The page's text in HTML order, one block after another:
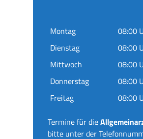
Montag
08:00
Dienstag
08:00
Mittwoch
08:00
Donnerstag
08:00
Freitag
08:00
Termine für die
bitte unter der